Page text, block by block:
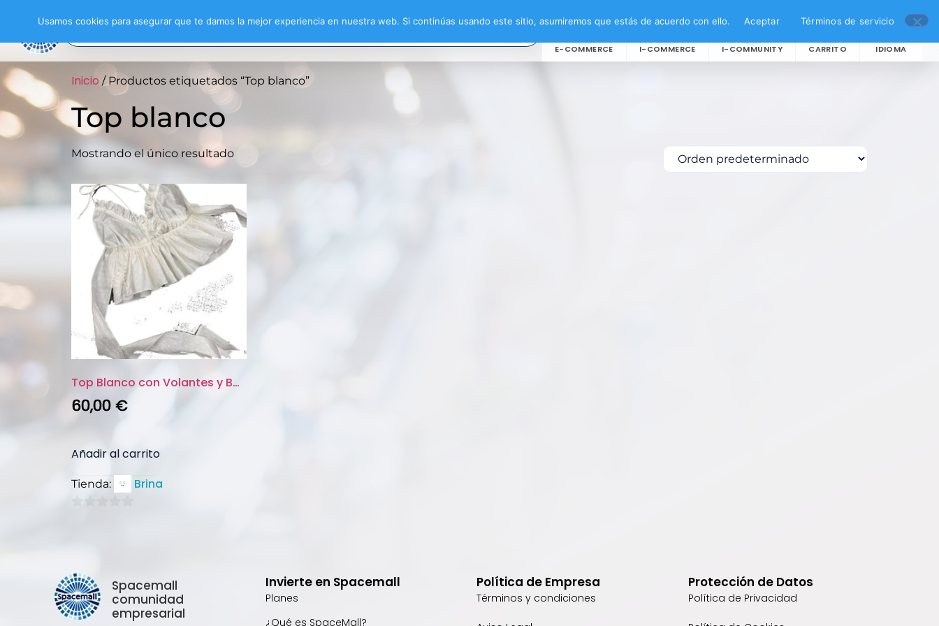
E-COMMERCE I-COMMERCE I-COMMUNITY CARRITO IDIOMA
Inicio / Productos etiquetados “Top blanco”
Top blanco
Mostrando el único resultado
Top Blanco con Volantes y Bord...
60,00€
Añadir al carrito
Tienda: Brina
Spacemall
comunidad
empresarial
Invierte en Spacemall
Planes
¿Qué es SpaceMall?
Política de Empresa
Términos y condiciones
Protección de Datos
Política de Privacidad
Usamos cookies para asegurar que te damos la mejor experiencia en nuestra web. Si continúas usando este sitio, asumiremos que estás de acuerdo con ello. Aceptar Términos de servicio